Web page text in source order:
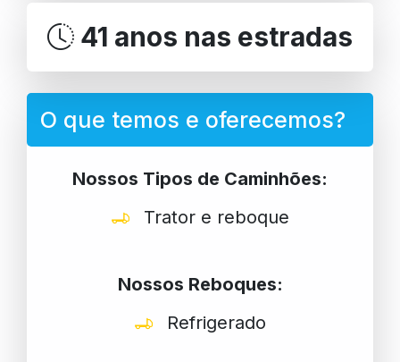
41 anos nas estradas
O que temos e oferecemos?
Nossos Tipos de Caminhões:
Trator e reboque
Nossos Reboques:
Refrigerado